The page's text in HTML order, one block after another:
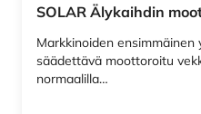
SOLAR Älykaihdin
Markkinoiden
säädettävä moottoroitu
normaalilla…